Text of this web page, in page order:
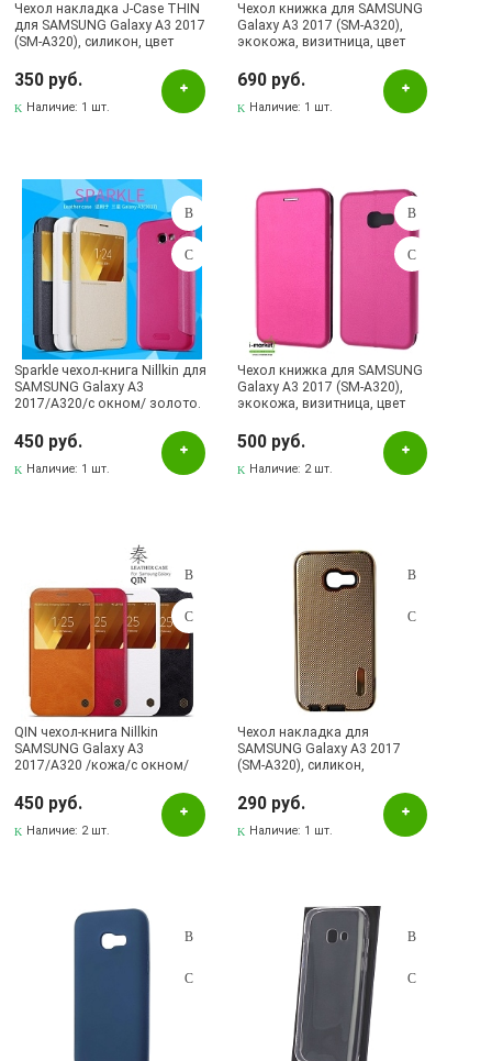
Чехол накладка J-Case THIN
для SAMSUNG Galaxy A3 2017
(SM-A320), силикон, цвет
350 руб.
Наличие: 1 шт.
Чехол книжка для SAMSUNG
Galaxy A3 2017 (SM-A320),
экокожа, визитница, цвет
690 руб.
Наличие: 1 шт.
Sparkle чехол-книга Nillkin для
SAMSUNG Galaxy A3
2017/A320/с окном/ золото.
450 руб.
Наличие: 1 шт.
Чехол книжка для SAMSUNG
Galaxy A3 2017 (SM-A320),
экокожа, визитница, цвет
500 руб.
Наличие: 2 шт.
QIN чехол-книга Nillkin
SAMSUNG Galaxy A3
2017/A320 /кожа/с окном/
450 руб.
Наличие: 2 шт.
Чехол накладка для
SAMSUNG Galaxy A3 2017
(SM-A320), силикон,
золотистый
290 руб.
Наличие: 1 шт.